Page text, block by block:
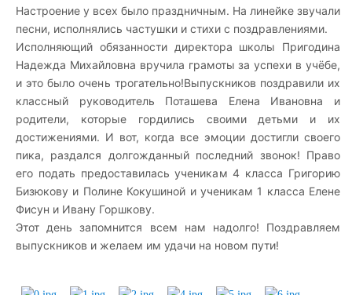
Настроение у всех было праздничным. На линейке звучали
песни, исполнялись частушки и стихи с поздравлениями.
Исполняющий обязанности директора школы Пригодина
Надежда Михайловна вручила грамоты за успехи в учёбе,
и это было очень трогательно!Выпускников поздравили их
классный руководитель Поташева Елена Ивановна и
родители, которые гордились своими детьми и их
достижениями. И вот, когда все эмоции достигли своего
пика, раздался долгожданный последний звонок! Право
его подать предоставилась ученикам 4 класса Григорию
Бизюкову и Полине Кокушиной и ученикам 1 класса Елене
Фисун и Ивану Горшкову.
Этот день запомнится всем нам надолго! Поздравляем
выпускников и желаем им удачи на новом пути!